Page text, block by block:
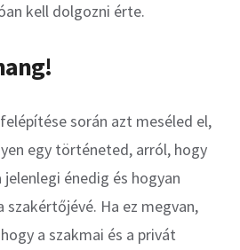
kell dolgozni érte.
során azt meséled el,
egy történeted, arról, hogy
énedig és hogyan
Ha ez megvan,
a szakmai és a privát